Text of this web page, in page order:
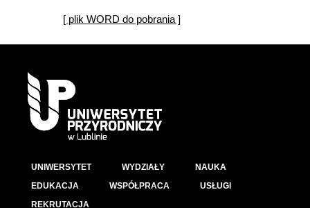
[ plik WORD do pobrania]
UNIWERSYTET WYDZIAŁY
NAUKA
EDUKACJA
WSPÓŁPRACA
USŁUGI
REKRUTACJA